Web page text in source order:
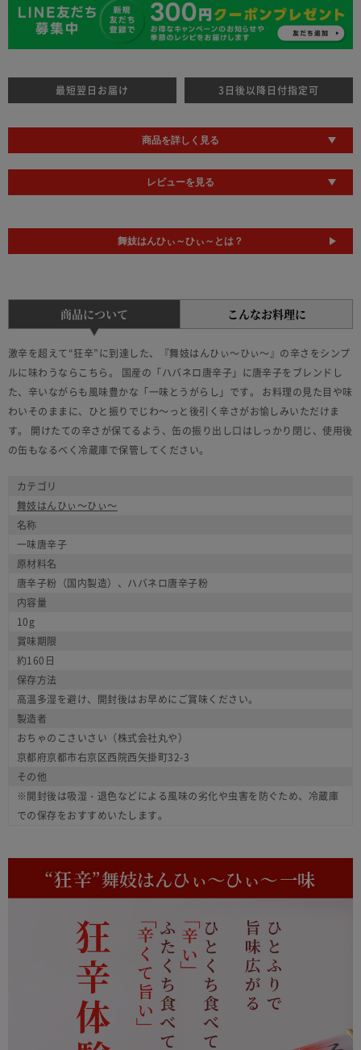
最短翌日お届け 3日後以降日付指定可
商品を詳しく見る
レビューを見る
舞妓はんひぃ～ひぃ～とは？
商品について こんなお料理に
激辛を超えて“狂辛”に到達した、『舞妓はんひぃ～ひぃ～』の辛さをシンプ
ルに味わうならこちら。 国産の「ハバネロ唐辛子」に唐辛子をブレンドし
た、辛いながらも風味豊かな「一味とうがらし」です。 お料理の見た目や味
わいそのままに、ひと振りでじわ～っと後引く辛さがお愉しみいただけま
す。 開けたての辛さが保てるよう、缶の振り出し口はしっかり閉じ、使用後
の缶もなるべく冷蔵庫で保管してください。
カテゴリ
舞妓はんひぃ～ひぃ～
名称
一味唐辛子
原材料名
唐辛子粉（国内製造）、ハバネロ唐辛子粉
内容量
10g
賞味期限
約160日
保存方法
高温多湿を避け、開封後はお早めにご賞味ください。
製造者
おちゃのこさいさい（株式会社丸や）
京都府京都市右京区西院西矢掛町32-3
その他
※開封後は吸湿・退色などによる風味の劣化や虫害を防ぐため、冷蔵庫
での保存をおすすめいたします。